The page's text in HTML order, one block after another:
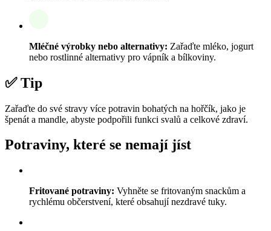
Mléčné výrobky nebo alternativy: Zařaďte mléko, jogurt
nebo rostlinné alternativy pro vápník a bílkoviny.
✅ Tip
Zařaďte do své stravy více potravin bohatých na hořčík, jako je
špenát a mandle, abyste podpořili funkci svalů a celkové zdraví.
Potraviny, které se nemají jíst
Fritované potraviny: Vyhněte se fritovaným snackům a
rychlému občerstvení, které obsahují nezdravé tuky.